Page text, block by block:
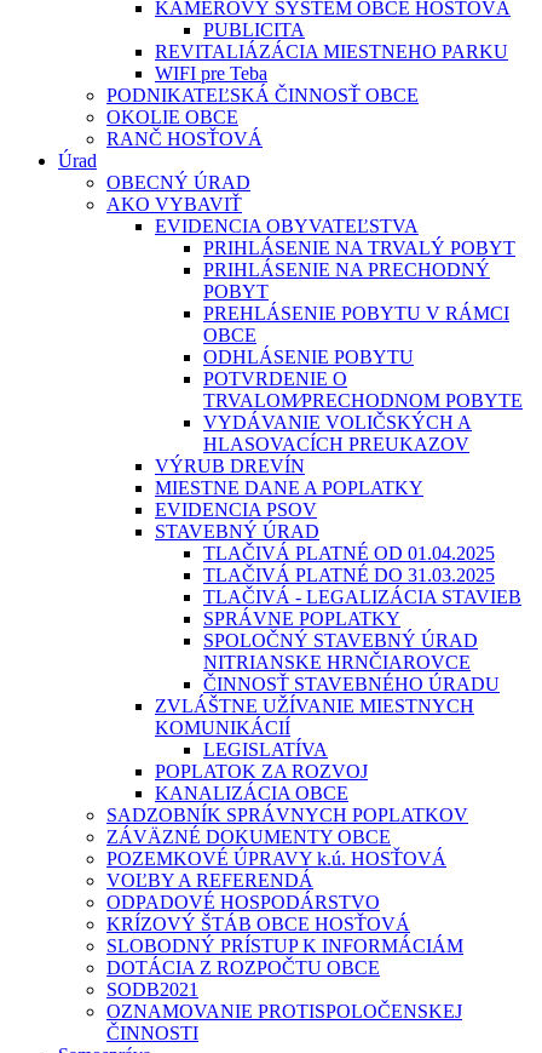
KAMEROVÝ SYSTÉM OBCE HOSŤOVÁ
PUBLICITA
REVITALIÁZÁCIA MIESTNEHO PARKU
WIFI pre Teba
PODNIKATEĽSKÁ ČINNOSŤ OBCE
OKOLIE OBCE
RANČ HOSŤOVÁ
Úrad
OBECNÝ ÚRAD
AKO VYBAVIŤ
EVIDENCIA OBYVATEĽSTVA
PRIHLÁSENIE NA TRVALÝ POBYT
PRIHLÁSENIE NA PRECHODNÝ
POBYT
PREHLÁSENIE POBYTU V RÁMCI
OBCE
ODHLÁSENIE POBYTU
POTVRDENIE O
TRVALOM⁄PRECHODNOM POBYTE
VYDÁVANIE VOLIČSKÝCH A
HLASOVACÍCH PREUKAZOV
VÝRUB DREVÍN
MIESTNE DANE A POPLATKY
EVIDENCIA PSOV
STAVEBNÝ ÚRAD
TLAČIVÁ PLATNÉ OD 01.04.2025
TLAČIVÁ PLATNÉ DO 31.03.2025
TLAČIVÁ - LEGALIZÁCIA STAVIEB
SPRÁVNE POPLATKY
SPOLOČNÝ STAVEBNÝ ÚRAD
NITRIANSKE HRNČIAROVCE
ČINNOSŤ STAVEBNÉHO ÚRADU
ZVLÁŠTNE UŽÍVANIE MIESTNYCH
KOMUNIKÁCIÍ
LEGISLATÍVA
POPLATOK ZA ROZVOJ
KANALIZÁCIA OBCE
SADZOBNÍK SPRÁVNYCH POPLATKOV
ZÁVÄZNÉ DOKUMENTY OBCE
POZEMKOVÉ ÚPRAVY k.ú. HOSŤOVÁ
VOĽBY A REFERENDÁ
ODPADOVÉ HOSPODÁRSTVO
KRÍZOVÝ ŠTÁB OBCE HOSŤOVÁ
SLOBODNÝ PRÍSTUP K INFORMÁCIÁM
DOTÁCIA Z ROZPOČTU OBCE
SODB2021
OZNAMOVANIE PROTISPOLOČENSKEJ
ČINNOSTI